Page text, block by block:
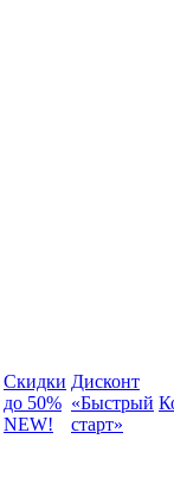
Скидки
до 50%
NEW!
Дисконт
«Быстрый
старт»